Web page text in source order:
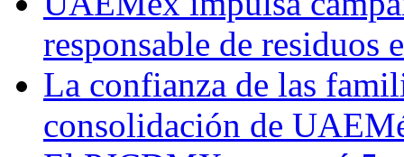
responsable de residuos
La confianza de las
consolidación de